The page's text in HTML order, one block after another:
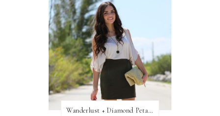
Wanderlust + Diamond Petal Giveaway